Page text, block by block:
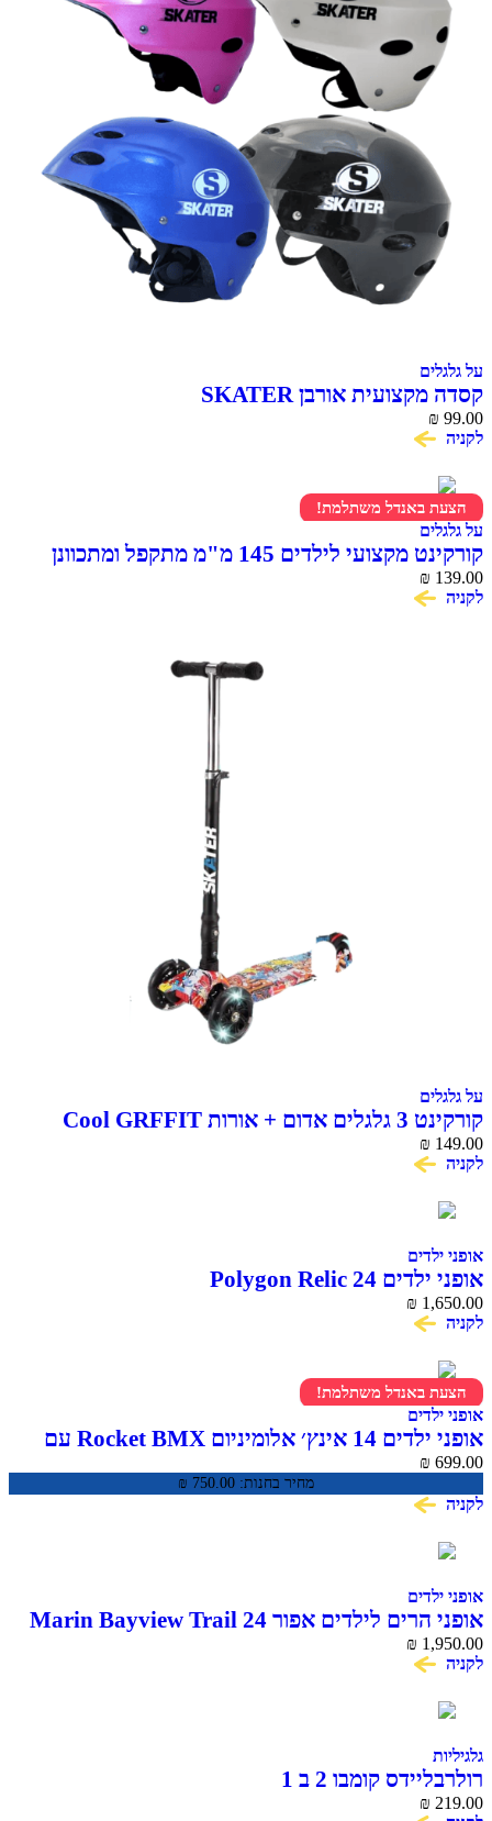
על גלגלים
קסדה מקצועית אורבן SKATER
₪ 99.00
לקניה
הצעת באנדל משתלמת!
על גלגלים
קורקינט מקצועי לילדים 145 מ"מ מתקפל ומתכוונן
OMEGA
₪ 139.00
לקניה
על גלגלים
קורקינט 3 גלגלים אדום + אורות Cool GRFFIT
₪ 149.00
לקניה
אופני ילדים
אופני ילדים Polygon Relic 24
₪ 1,650.00
לקניה
הצעת באנדל משתלמת!
אופני ילדים
אופני ילדים 14 אינץ׳ אלומיניום Rocket BMX עם
גלגלי עזר
מחיר בחנות: ₪ 750.00
₪ 699.00
לקניה
אופני ילדים
אופני הרים לילדים אפור 24 Marin Bayview Trail
₪ 1,950.00
לקניה
גלגיליות
רולרבליידס קומבו 2 ב 1
₪ 219.00